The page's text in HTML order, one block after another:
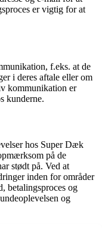
er vigtig for at
f.eks. at de
i deres aftale eller om
kommunikation er
kunderne.
hos Super Dæk
på de
stødt på. Ved at
inden for områder
betalingsproces og
og